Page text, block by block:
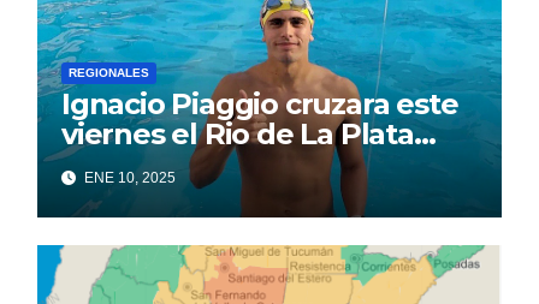
REGIONALES
Ignacio Piaggio cruzara este
viernes el Rio de La Plata
desde Colonia a Punta Lara
ENE 10, 2025